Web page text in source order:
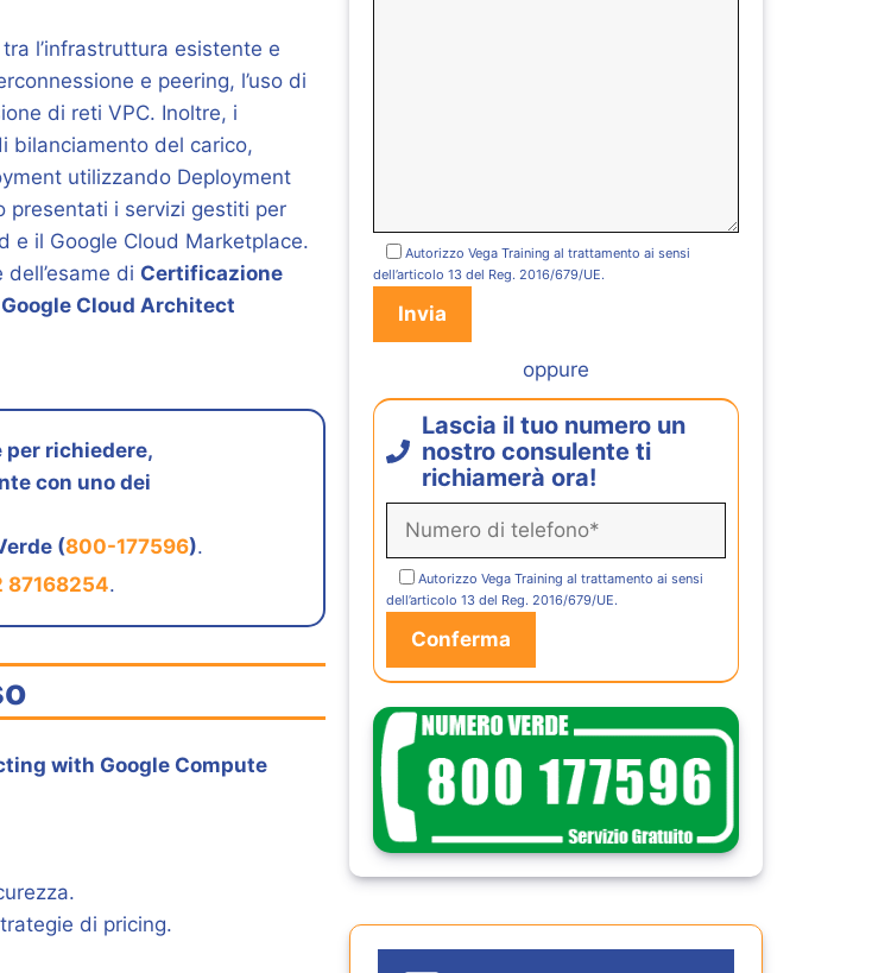
l’infrastruttura esistente e
e peering, l’uso di
di reti VPC. Inoltre, i
bilanciamento del carico,
utilizzando Deployment
presentati i servizi gestiti per
e il Google Cloud Marketplace.
di Certificazione
Google Cloud Architect
richiedere,
con uno dei
(800-177596).
87168254.
with Google Compute
di pricing.
Autorizzo Vega Training al trattamento ai sensi
dell’articolo 13 del Reg. 2016/679/UE.
oppure
Lascia il tuo numero un
nostro consulente ti
richiamerà ora!
Autorizzo Vega Training al trattamento ai sensi
dell’articolo 13 del Reg. 2016/679/UE.